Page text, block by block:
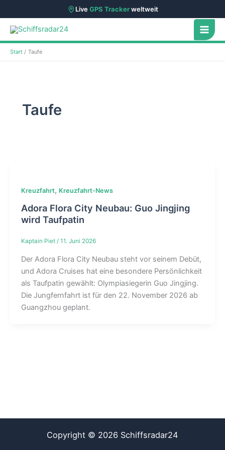
LiveGPS Trackerweltweit
Zum
Inhalt
springen
Start Taufe
Taufe
Kreuzfahrt, Kreuzfahrt-News
Adora Flora City Neubau: Guo Jingjing
wird Taufpatin
Kaptain Piet / 11. Juni 2026
Der Adora Flora City Neubau steht vor seinem Debüt,
und Adora Cruises hat eine besondere Persönlichkeit
als Taufpatin gewählt: Olympiasiegerin Guo Jingjing.
Die Jungfernfahrt ist für den 22. November 2026 ab
Guangzhou geplant.
Copyright © 2026 Schiffsradar24